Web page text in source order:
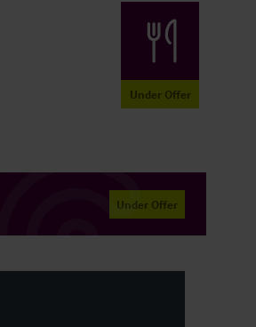
Under Offer
Under Offer